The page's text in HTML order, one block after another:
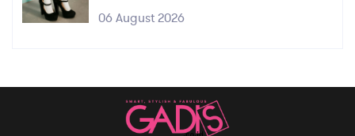
06 August 2026